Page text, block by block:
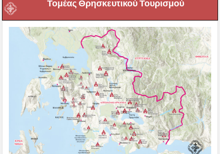
Τομέας Θρησκευτικού Τουρισμού